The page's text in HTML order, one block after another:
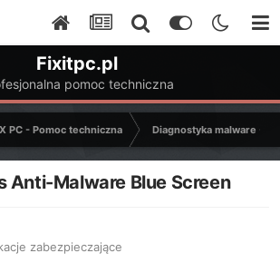
Fixitpc.pl
pomoc techniczna
PC - Pomoc techniczna Diagnostyka malware -
Anti-Malware Blue Screen
zabezpieczające